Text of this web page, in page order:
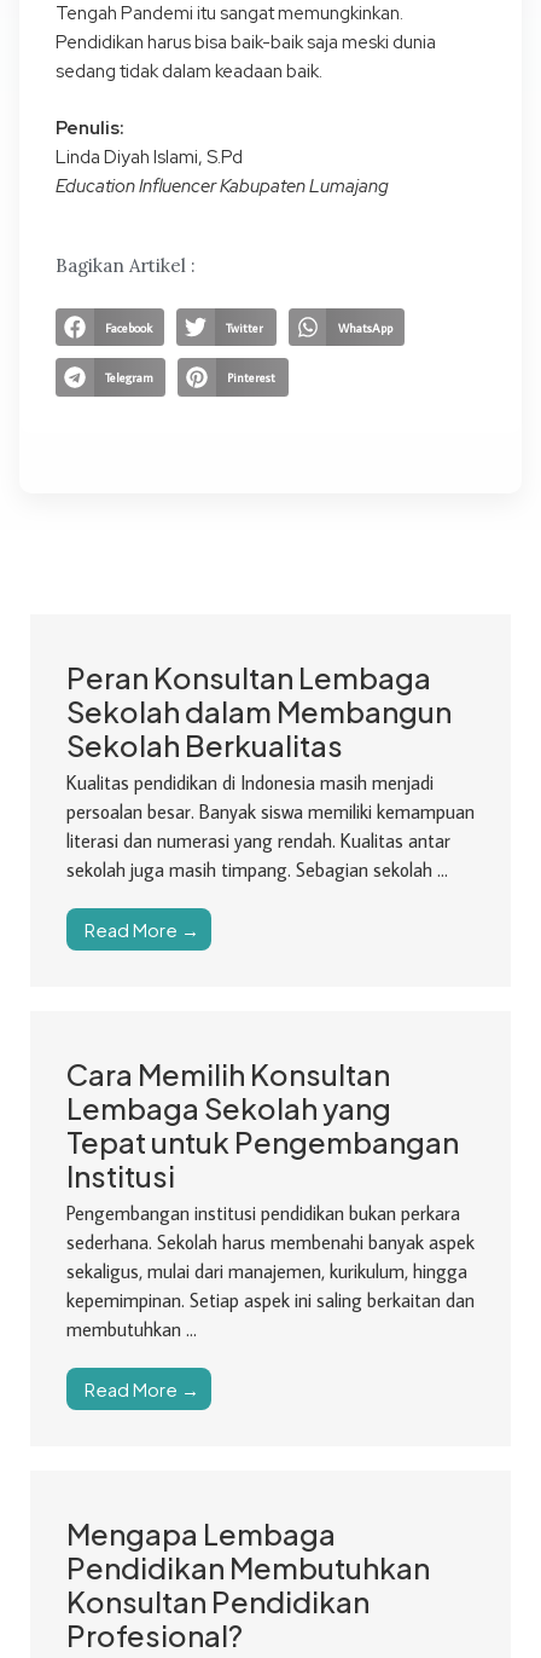
Tengah Pandemi itu sangat memungkinkan.
Pendidikan harus bisa baik-baik saja meski dunia
sedang tidak dalam keadaan baik.
Penulis:
Linda Diyah Islami, S.Pd
Education Influencer Kabupaten Lumajang
Bagikan Artikel :
Facebook Twitter WhatsApp
Telegram Pinterest
Peran Konsultan Lembaga
Sekolah dalam Membangun
Sekolah Berkualitas
Kualitas pendidikan di Indonesia masih menjadi
persoalan besar. Banyak siswa memiliki kemampuan
literasi dan numerasi yang rendah. Kualitas antar
sekolah juga masih timpang. Sebagian sekolah ...
Read More →
Cara Memilih Konsultan
Lembaga Sekolah yang
Tepat untuk Pengembangan
Institusi
Pengembangan institusi pendidikan bukan perkara
sederhana. Sekolah harus membenahi banyak aspek
sekaligus, mulai dari manajemen, kurikulum, hingga
kepemimpinan. Setiap aspek ini saling berkaitan dan
membutuhkan ...
Read More →
Mengapa Lembaga
Pendidikan Membutuhkan
Konsultan Pendidikan
Profesional?